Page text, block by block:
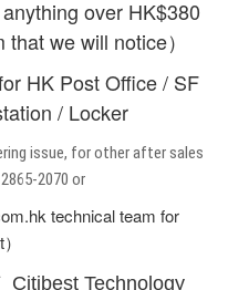
over HK$380
we will notice）
HK Post Office / SF
/ Locker
issue, for other after sales
2070 or
technical team for
Citibest Technology